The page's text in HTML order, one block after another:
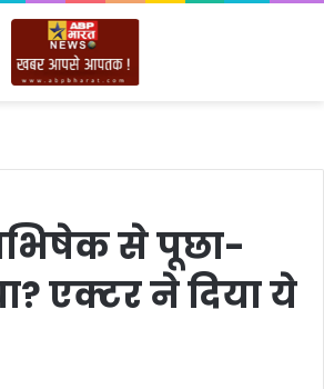
से पूछा-
एक्टर ने दिया ये